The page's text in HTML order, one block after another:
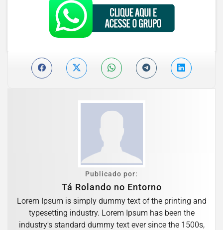
Publicado por:
Tá Rolando no Entorno
Lorem Ipsum is simply dummy text of the printing and
typesetting industry. Lorem Ipsum has been the
industry's standard dummy text ever since the 1500s,